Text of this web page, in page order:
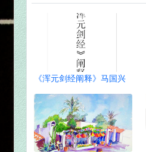
《浑元剑经阐释》马国兴